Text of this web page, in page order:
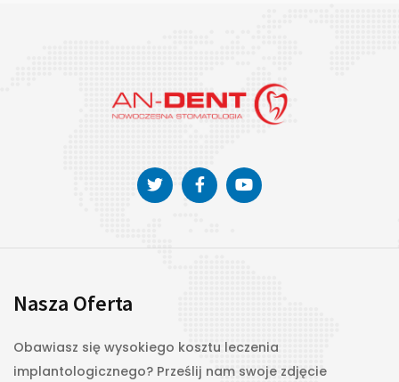
Nasza Oferta
Obawiasz się wysokiego kosztu leczenia
implantologicznego? Prześlij nam swoje zdjęcie